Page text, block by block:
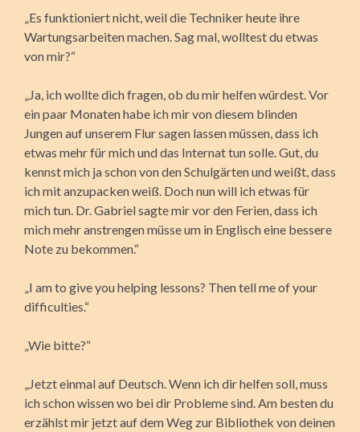
„Es funktioniert nicht, weil die Techniker heute ihre
Wartungsarbeiten machen. Sag mal, wolltest du etwas
von mir?“
„Ja, ich wollte dich fragen, ob du mir helfen würdest. Vor
ein paar Monaten habe ich mir von diesem blinden
Jungen auf unserem Flur sagen lassen müssen, dass ich
etwas mehr für mich und das Internat tun solle. Gut, du
kennst mich ja schon von den Schulgärten und weißt, dass
ich mit anzupacken weiß. Doch nun will ich etwas für
mich tun. Dr. Gabriel sagte mir vor den Ferien, dass ich
mich mehr anstrengen müsse um in Englisch eine bessere
Note zu bekommen.“
„I am to give you helping lessons? Then tell me of your
difficulties.“
„Wie bitte?“
„Jetzt einmal auf Deutsch. Wenn ich dir helfen soll, muss
ich schon wissen wo bei dir Probleme sind. Am besten du
erzählst mir jetzt auf dem Weg zur Bibliothek von deinen